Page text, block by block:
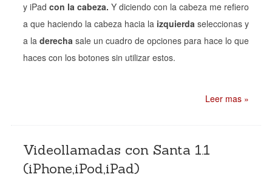
y iPad con la cabeza. Y diciendo con la cabeza me refiero
a que haciendo la cabeza hacia la izquierda seleccionas y
a la derecha sale un cuadro de opciones para hace lo que
haces con los botones sin utilizar estos.
Leer mas »
Videollamadas con Santa 1.1
(iPhone,iPod,iPad)